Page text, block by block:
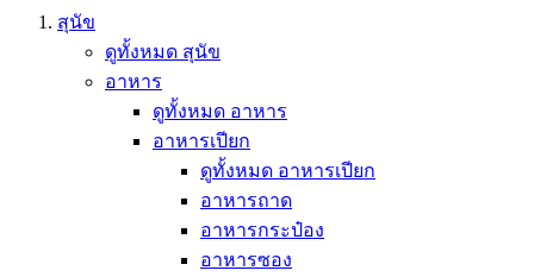
สุนัข
ดูทั้งหมด สุนัข
อาหาร
ดูทั้งหมด อาหาร
อาหารเปียก
ดูทั้งหมด อาหารเปียก
อาหารถาด
อาหารกระป๋อง
อาหารซอง